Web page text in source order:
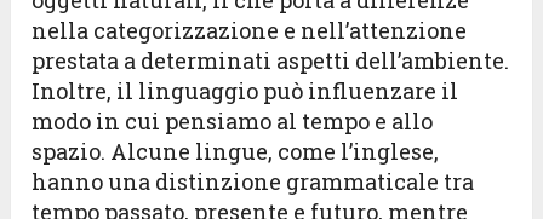
nella categorizzazione e nell’attenzione
prestata a determinati aspetti dell’ambiente.
Inoltre, il linguaggio può influenzare il
modo in cui pensiamo al tempo e allo
spazio. Alcune lingue, come l’inglese,
hanno una distinzione grammaticale tra
tempo passato, presente e futuro, mentre